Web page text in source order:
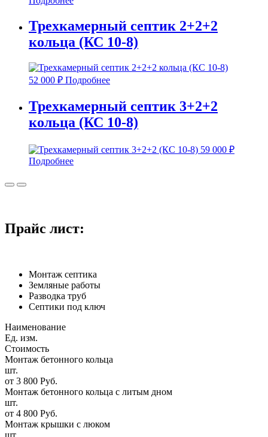
Трехкамерный септик 2+2+2
кольца (КС 10-8)
52 000 ₽ Подробнее
Трехкамерный септик 3+2+2
кольца (КС 10-8)
59 000 ₽
Подробнее
Прайс лист:
Монтаж септика
Земляные работы
Разводка труб
Септики под ключ
Наименование
Ед. изм.
Стоимость
Монтаж бетонного кольца
шт.
от 3 800 Руб.
Монтаж бетонного кольца с литым дном
шт.
от 4 800 Руб.
Монтаж крышки с люком
шт.